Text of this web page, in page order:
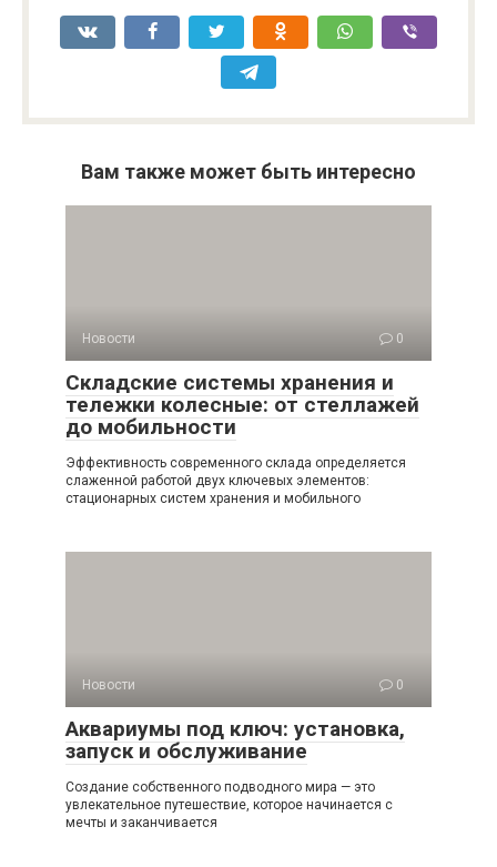
Вам также может быть интересно
Новости 0
Складские системы хранения и
тележки колесные: от стеллажей
до мобильности
Эффективность современного склада определяется
слаженной работой двух ключевых элементов:
стационарных систем хранения и мобильного
Новости 0
Аквариумы под ключ: установка,
запуск и обслуживание
Создание собственного подводного мира — это
увлекательное путешествие, которое начинается с
мечты и заканчивается